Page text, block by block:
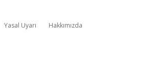
Yasal Uyarı Hakkımızda